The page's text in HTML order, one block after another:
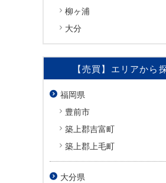
柳ヶ浦
大分
【売買】エリアから
福岡県
豊前市
築上郡吉富町
築上郡上毛町
大分県